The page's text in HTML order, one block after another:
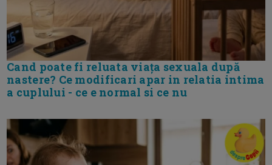
Cand poate fi reluata viața sexuala după
nastere? Ce modificari apar in relatia intima
a cuplului - ce e normal si ce nu